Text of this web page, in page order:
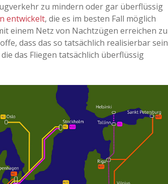
zu mindern oder gar überflüssig
entwickelt, die es im besten Fall möglich
einem Netz von Nachtzügen erreichen zu
dass das so tatsächlich realisierbar sein
das Fliegen tatsächlich überflüssig